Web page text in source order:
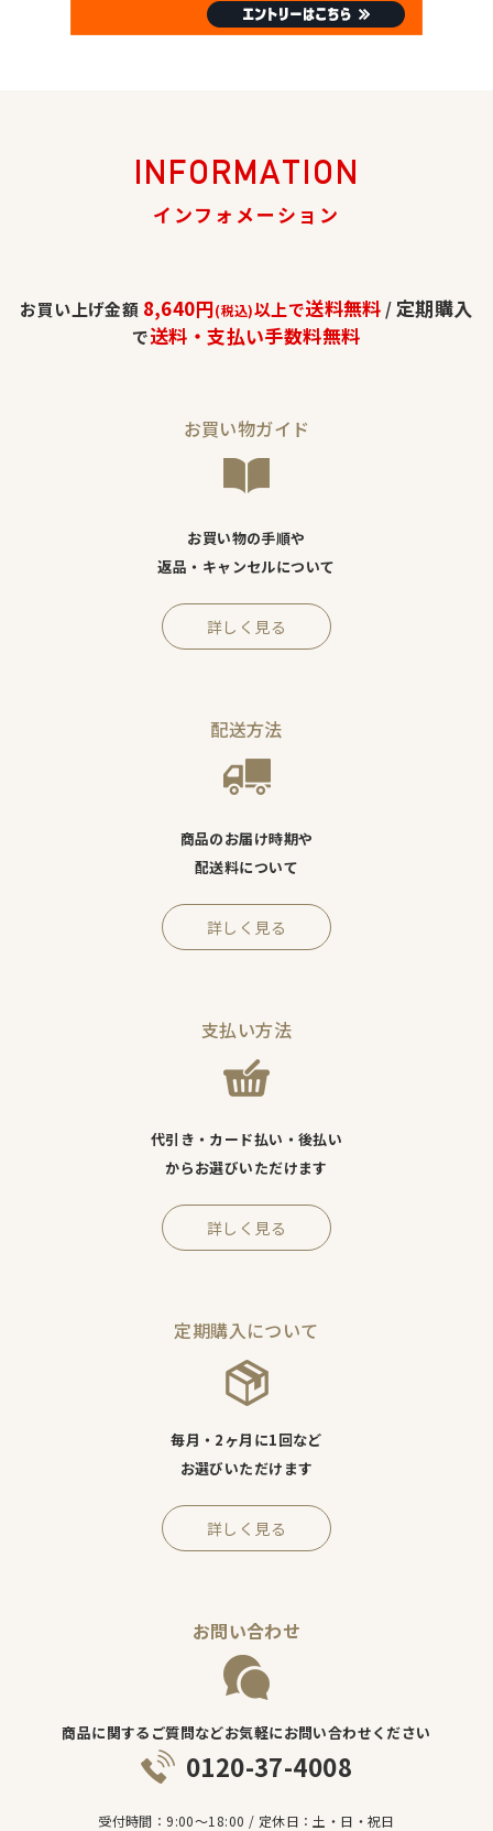
INFORMATION
インフォメーション
お買い上げ金額 8,640円(税込)以上で送料無料 /定期購入
で送料・支払い手数料無料
お買い物ガイド
お買い物の手順や
返品・キャンセルについて
詳しく見る
配送方法
商品のお届け時期や
配送料について
詳しく見る
支払い方法
代引き・カード払い・後払い
からお選びいただけます
詳しく見る
定期購入について
毎月・2ヶ月に1回など
お選びいただけます
詳しく見る
お問い合わせ
商品に関するご質問などお気軽にお問い合わせください
0120-37-4008
受付時間：9:00～18:00 / 定休日：土・日・祝日